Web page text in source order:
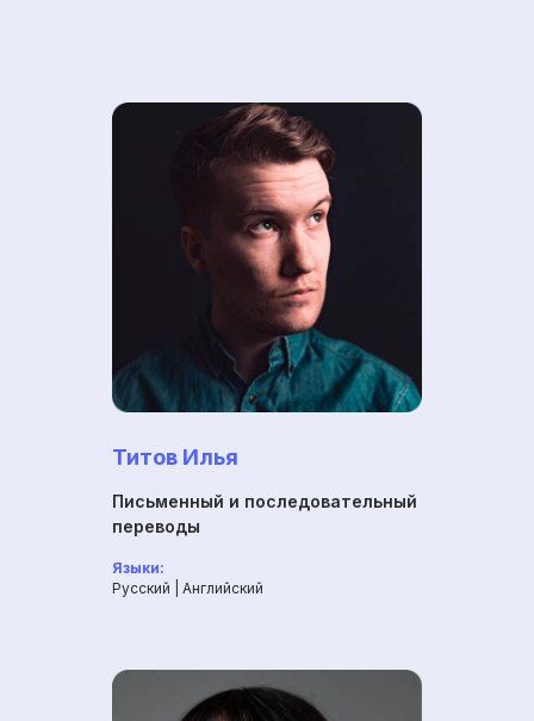
Титов Илья
Письменный и последовательный
переводы
Языки:
Русский | Английский